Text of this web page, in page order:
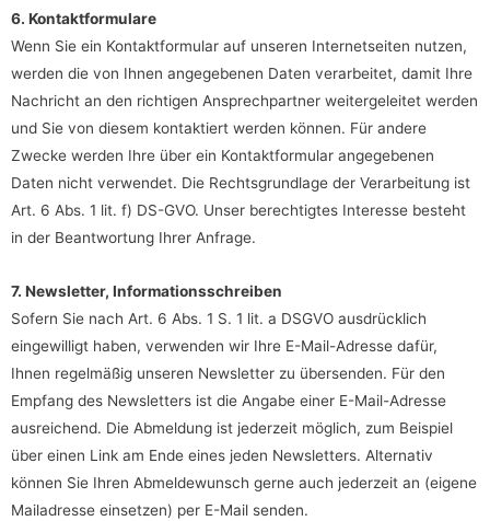
6. Kontaktformulare
Wenn Sie ein Kontaktformular auf unseren Internetseiten nutzen,
werden die von Ihnen angegebenen Daten verarbeitet, damit Ihre
Nachricht an den richtigen Ansprechpartner weitergeleitet werden
und Sie von diesem kontaktiert werden können. Für andere
Zwecke werden Ihre über ein Kontaktformular angegebenen
Daten nicht verwendet. Die Rechtsgrundlage der Verarbeitung ist
Art. 6 Abs. 1 lit. f) DS-GVO. Unser berechtigtes Interesse besteht
in der Beantwortung Ihrer Anfrage.
7. Newsletter, Informationsschreiben
Sofern Sie nach Art. 6 Abs. 1 S. 1 lit. a DSGVO ausdrücklich
eingewilligt haben, verwenden wir Ihre E-Mail-Adresse dafür,
Ihnen regelmäßig unseren Newsletter zu übersenden. Für den
Empfang des Newsletters ist die Angabe einer E-Mail-Adresse
ausreichend. Die Abmeldung ist jederzeit möglich, zum Beispiel
über einen Link am Ende eines jeden Newsletters. Alternativ
können Sie Ihren Abmeldewunsch gerne auch jederzeit an (eigene
Mailadresse einsetzen) per E-Mail senden.